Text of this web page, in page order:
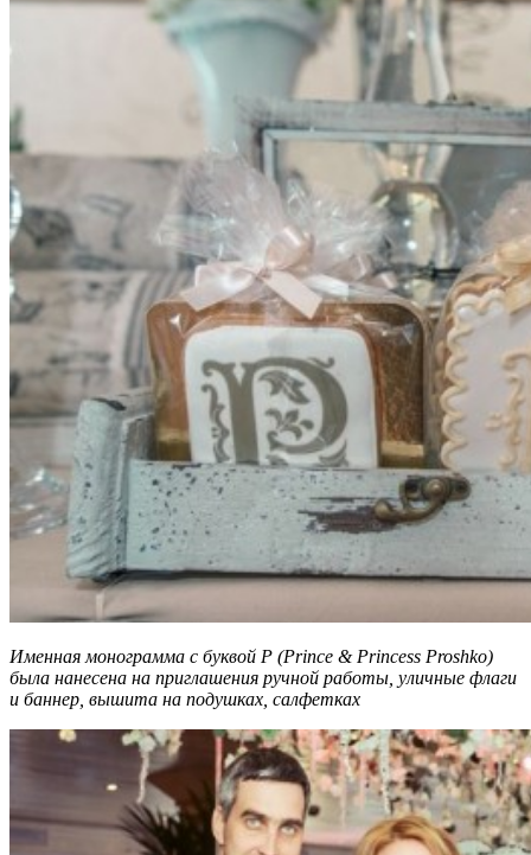
Именная монограмма с буквой P (Prince & Princess Proshko)
была нанесена на приглашения ручной работы, уличные флаги
и баннер, вышита на подушках, салфетках